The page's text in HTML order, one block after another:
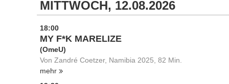
MITTWOCH, 12.08.2026
18:00
MY F*K MARELIZE
(OmeU)
Von Zandré Coetzer, Namibia 2025, 82 Min.
mehr